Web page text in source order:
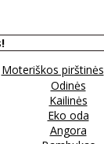
Moteriškos pirštinės
Odinės
Kailinės
Eko oda
Angora